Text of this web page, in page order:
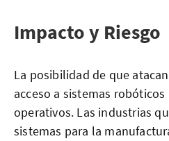
Impacto y Riesgo
La posibilidad de que
acceso a sistemas
operativos. Las industrias
sistemas para la